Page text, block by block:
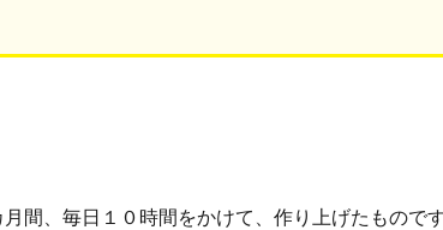
間、毎日１０時間をかけて、作り上げたものです